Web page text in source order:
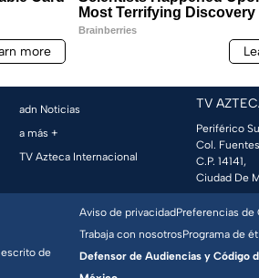
adn Noticias
a más +
TV Azteca Internacional
TV
Periférico
Col.
C.P. 14141,
Ciudad De
de
Aviso de privacidadPreferencias de
Trabaja con nosotrosPrograma de
Defensor de Audiencias y Código